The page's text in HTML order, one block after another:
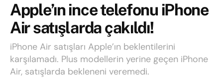
Apple’ın ince telefonu iPhone
Air satışlarda çakıldı!
iPhone Air satışları Apple’ın beklentilerini
karşılamadı. Plus modellerin yerine geçen iPhone
Air, satışlarda bekleneni veremedi.